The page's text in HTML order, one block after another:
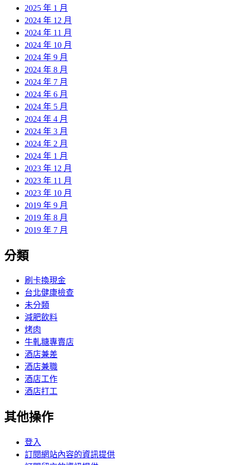
2025 年 1 月
2024 年 12 月
2024 年 11 月
2024 年 10 月
2024 年 9 月
2024 年 8 月
2024 年 7 月
2024 年 6 月
2024 年 5 月
2024 年 4 月
2024 年 3 月
2024 年 2 月
2024 年 1 月
2023 年 12 月
2023 年 11 月
2023 年 10 月
2019 年 9 月
2019 年 8 月
2019 年 7 月
分類
刷卡換現金
台北健康檢查
未分類
減肥飲料
烤肉
牛軋糖專賣店
酒店兼差
酒店兼職
酒店工作
酒店打工
其他操作
登入
訂閱網站內容的資訊提供